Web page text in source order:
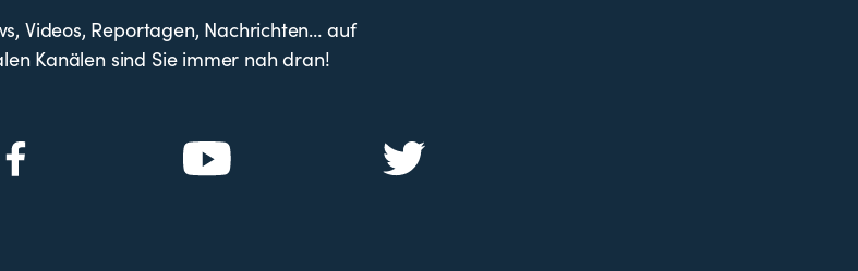
Videos, Reportagen, Nachrichten… auf
Kanälen sind Sie immer nah dran!